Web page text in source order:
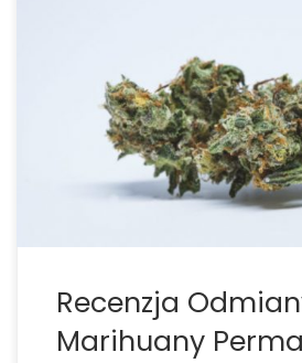
Rodowód: Trainwreck, White
hybrydowa odmiana
białe pąki. Ta odmiana idealnie
myślenie wprawiając w stan
to zrównoważona hybryda z
ilościami THC. […]
Recenzja
Marihuany